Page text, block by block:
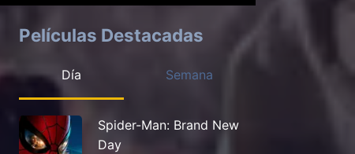
Películas Destacadas
Día Semana
Spider-Man: Brand New
Day